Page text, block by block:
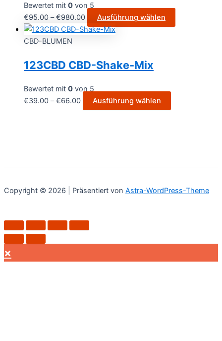
Bewertet mit 0 von 5
€95.00 –€980.00 Ausführung wählen
CBD-BLUMEN
123CBD CBD-Shake-Mix
Bewertet mit 0 von 5
€39.00 –€66.00 Ausführung wählen
Copyright © 2026 | Präsentiert von Astra-WordPress-Theme
×